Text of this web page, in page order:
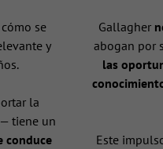
se
y
la
tiene un
conduce
Gallagher
abogan por
las
Este